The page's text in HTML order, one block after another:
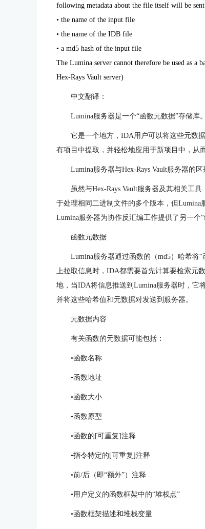
following metadata about the file itself will be
• the name of the input file
• the name of the IDB file
• a md5 hash of the input file
The Lumina server cannot therefore be used as
Hex-Rays Vault server)
中文翻译：
Lumina服务器是一个“函数元数据”存储库。
它是一个地方，IDA用户可以将这些元数
有项目中提取，并轻松地应用于新项目中，从
Lumina服务器与Hex-Rays Vault服务器的区
虽然与Hex-Rays Vault服务器及其相关工
于处理相同二进制文件的多个版本，但Lumina
Lumina服务器为协作反汇编工作提供了另一个“
函数元数据
Lumina服务器通过函数的（md5）哈希将
上拉取信息时，IDA都需要首先计算要检索元
地，当IDA将信息推送到Lumina服务器时，它
并将这些哈希值和元数据对发送到服务器。
元数据内容
有关函数的元数据可能包括：
•函数名称
•函数地址
•函数大小
•函数原型
•函数的[可重复]注释
•指令特定的[可重复]注释
•前/后（即“额外”）注释
•用户定义的函数框架中的“堆栈点”
•函数框架描述和堆栈变量